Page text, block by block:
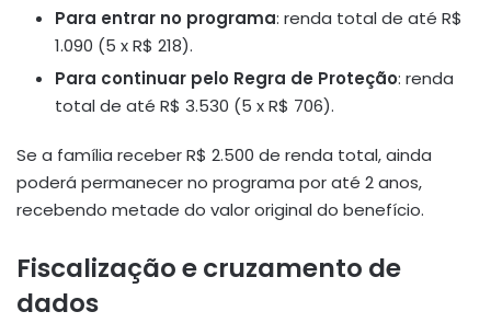
Para entrar no programa: renda total de até R$
1.090 (5 x R$ 218).
Para continuar pelo Regra de Proteção: renda
total de até R$ 3.530 (5 x R$ 706).
Se a família receber R$ 2.500 de renda total, ainda
poderá permanecer no programa por até 2 anos,
recebendo metade do valor original do benefício.
Fiscalização e cruzamento de
dados